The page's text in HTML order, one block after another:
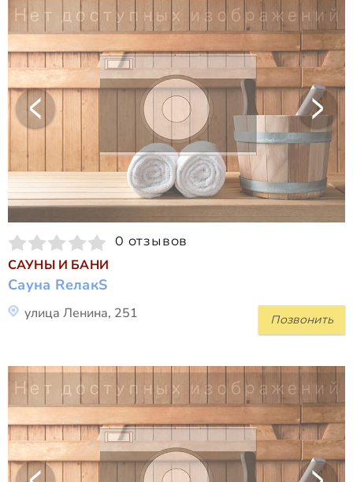
0 отзывов
САУНЫ И БАНИ
Сауна RелакS
Позвонить
улица Ленина, 251